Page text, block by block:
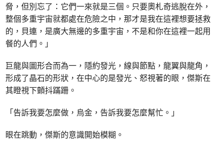
脅，但別忘了：它們一來就是三個。只要奧札奇逃脫在外，
整個多重宇宙就都處在危險之中，那才是我在這裡想要拯救
的，貝連，是廣大無邊的多重宇宙，不是和你在這裡一起用
餐的人們。」
巨龍與圖形合而為一，隱約發光，線與節點，龍翼與龍角，
形成了晶石的形狀，在中心的是發光、怒視著的眼，傑斯在
其瞪視下顫抖蹣跚。
「告訴我要怎麼做，烏金，告訴我要怎麼幫忙。」
眼在跳動，傑斯的意識開始模糊。